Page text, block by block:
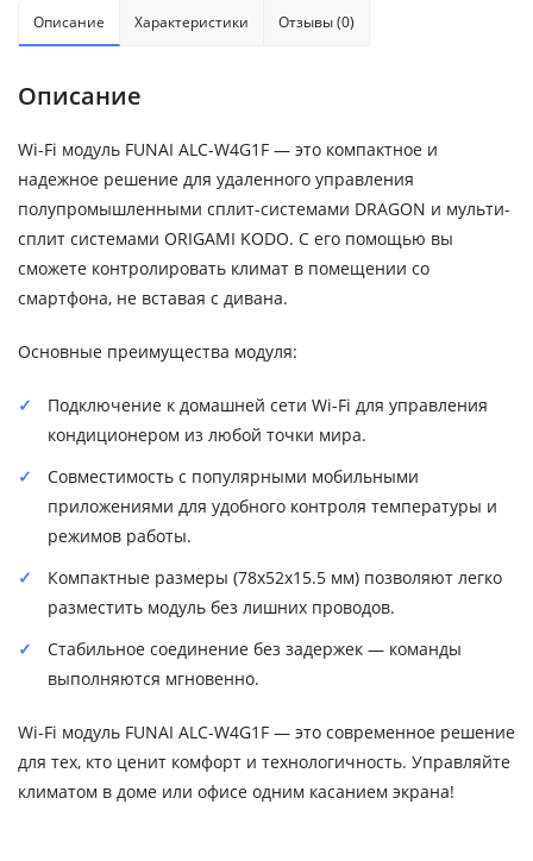
Описание Характеристики Отзывы (0)
Описание
Wi-Fi модуль FUNAI ALC-W4G1F — это компактное и
надежное решение для удаленного управления
полупромышленными сплит-системами DRAGON и мульти-
сплит системами ORIGAMI KODO. С его помощью вы
сможете контролировать климат в помещении со
смартфона, не вставая с дивана.
Основные преимущества модуля:
Подключение к домашней сети Wi-Fi для управления
кондиционером из любой точки мира.
Совместимость с популярными мобильными
приложениями для удобного контроля температуры и
режимов работы.
Компактные размеры (78x52x15.5 мм) позволяют легко
разместить модуль без лишних проводов.
Стабильное соединение без задержек — команды
выполняются мгновенно.
Wi-Fi модуль FUNAI ALC-W4G1F — это современное решение
для тех, кто ценит комфорт и технологичность. Управляйте
климатом в доме или офисе одним касанием экрана!